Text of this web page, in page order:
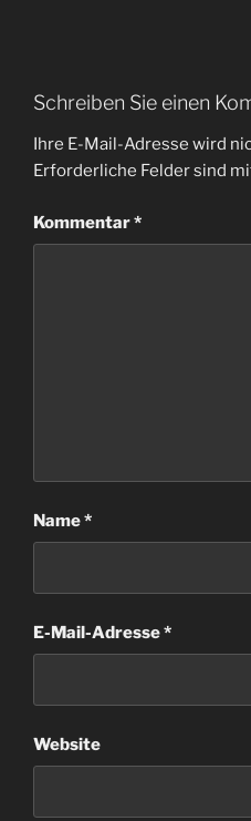
Schreiben Sie einen
Ihre E-Mail-Adresse wird
Erforderliche Felder sind
Kommentar*
Name*
E-Mail-Adresse*
Website